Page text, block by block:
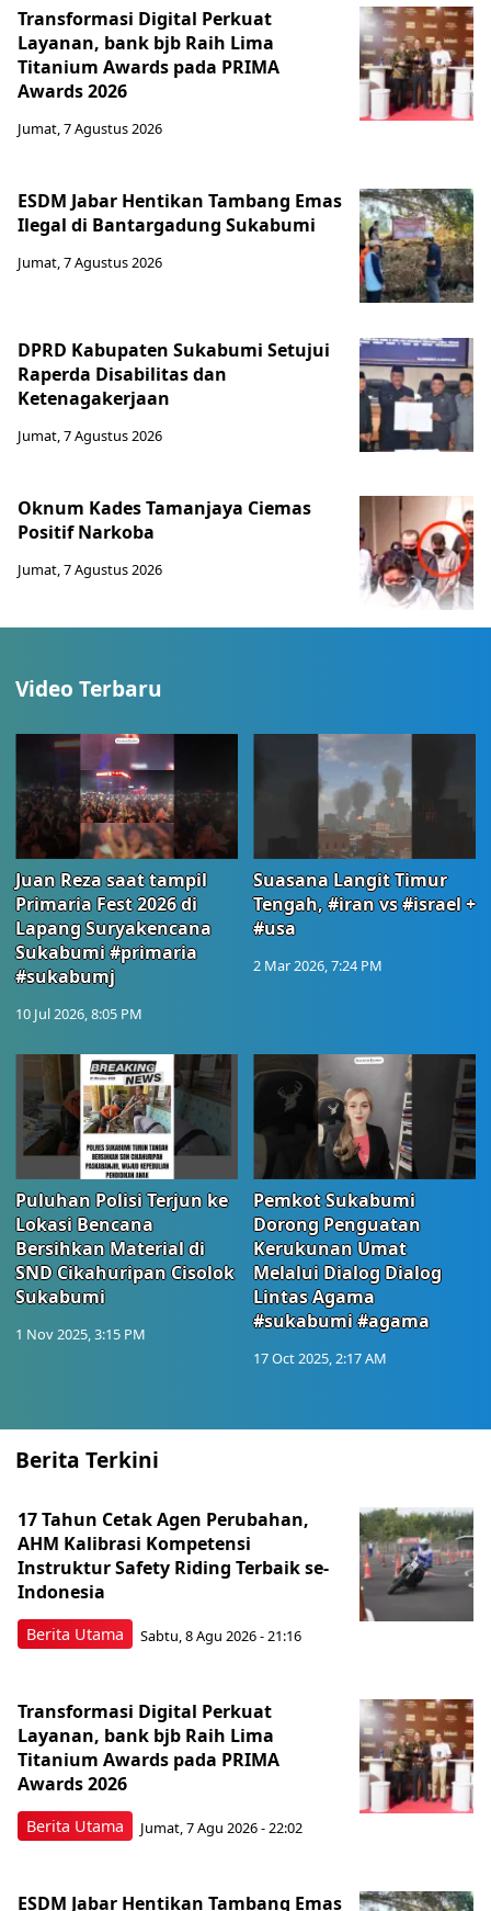
Transformasi Digital Perkuat
Layanan, bank bjb Raih Lima
Titanium Awards pada PRIMA
Awards 2026
Jumat, 7 Agustus 2026
ESDM Jabar Hentikan Tambang Emas
Ilegal di Bantargadung Sukabumi
Jumat, 7 Agustus 2026
DPRD Kabupaten Sukabumi Setujui
Raperda Disabilitas dan
Ketenagakerjaan
Jumat, 7 Agustus 2026
Oknum Kades Tamanjaya Ciemas
Positif Narkoba
Jumat, 7 Agustus 2026
Video Terbaru
Juan Reza saat tampil
Primaria Fest 2026 di
Lapang Suryakencana
Sukabumi #primaria
#sukabumj
10 Jul 2026, 8:05 PM
Suasana Langit Timur
Tengah, #iran vs #israel +
#usa
2 Mar 2026, 7:24 PM
Puluhan Polisi Terjun ke
Lokasi Bencana
Bersihkan Material di
SND Cikahuripan Cisolok
Sukabumi
1 Nov 2025, 3:15 PM
Pemkot Sukabumi
Dorong Penguatan
Kerukunan Umat
Melalui Dialog Dialog
Lintas Agama
#sukabumi #agama
17 Oct 2025, 2:17 AM
Berita Terkini
Berita Utama
17 Tahun Cetak Agen Perubahan,
AHM Kalibrasi Kompetensi
Instruktur Safety Riding Terbaik se-
Indonesia
Sabtu, 8 Agu 2026 - 21:16
Berita Utama
Transformasi Digital Perkuat
Layanan, bank bjb Raih Lima
Titanium Awards pada PRIMA
Awards 2026
Jumat, 7 Agu 2026 - 22:02
ESDM Jabar Hentikan Tambang Emas